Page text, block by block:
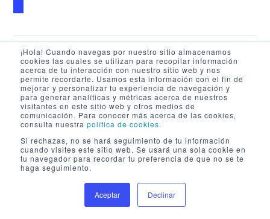
¡Hola! Cuando navegas por nuestro sitio almacenamos
cookies las cuales se utilizan para recopilar información
acerca de tu interacción con nuestro sitio web y nos
permite recordarte. Usamos esta información con el fin de
mejorar y personalizar tu experiencia de navegación y
para generar analíticas y métricas acerca de nuestros
visitantes en este sitio web y otros medios de
comunicación. Para conocer más acerca de las cookies,
consulta nuestra política de cookies.
Si rechazas, no se hará seguimiento de tu información
cuando visites este sitio web. Se usará una sola cookie en
tu navegador para recordar tu preferencia de que no se te
haga seguimiento.
Aceptar Declinar
AWEBDOXtratará seusdados pessoais enquanto forem
necessáriospara cumprir afinalidade para a qual foram
coletados.
Lembramos que, sempre que abase legal
tratamento for oseu consentimento, você poderá
exercer seus direitoscomoretificação, cancelamento
ou bloqueio, salvo se houver
permita manter seusdados pessoais.